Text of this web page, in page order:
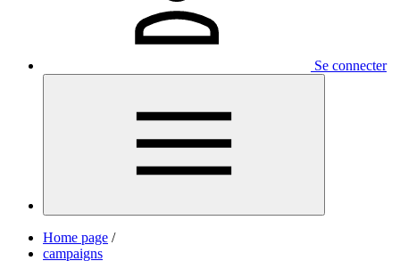
Se connecter
Home page /
campaigns